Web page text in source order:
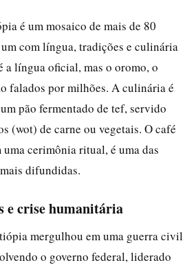
é um mosaico de mais de 80
com língua, tradições e culinária
a língua oficial, mas o oromo, o
falados por milhões. A culinária é
pão fermentado de tef, servido
(wot) de carne ou vegetais. O café
cerimônia ritual, é uma das
difundidas.
e crise humanitária
mergulhou em uma guerra civil
o governo federal, liderado